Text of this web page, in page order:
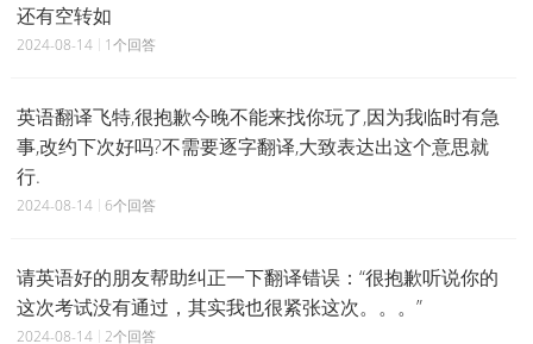
还有空转如
2024-08-14 1个回答
英语翻译飞特,很抱歉今晚不能来找你玩了,因为我临时有急
事,改约下次好吗?不需要逐字翻译,大致表达出这个意思就
行.
2024-08-14 6个回答
请英语好的朋友帮助纠正一下翻译错误：“很抱歉听说你的
这次考试没有通过，其实我也很紧张这次。。。”
2024-08-14 2个回答